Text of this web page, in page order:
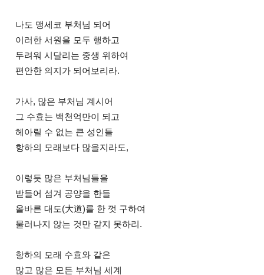
나도 맹세코 부처님 되어
이러한 서원을 모두 행하고
두려워 시달리는 중생 위하여
편안한 의지가 되어보리라.
가사, 많은 부처님 계시어
그 수효는 백천억만이 되고
헤아릴 수 없는 큰 성인들
항하의 모래보다 많을지라도,
이렇듯 많은 부처님들을
받들어 섬겨 공양을 한들
올바른 대도(大道)를 한 껏 구하여
물러나지 않는 것만 같지 못하리.
항하의 모래 수효와 같은
많고 많은 모든 부처님 세계